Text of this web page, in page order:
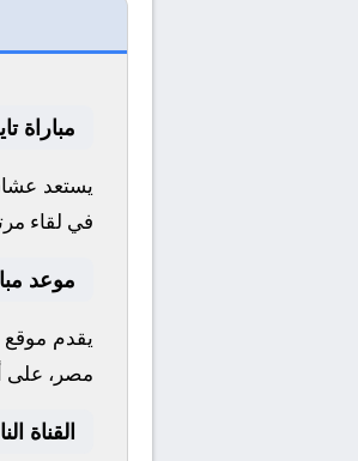
مباراة
يستعد
في لقاء
موعد
يقدم موقع
مصر، على
القناة